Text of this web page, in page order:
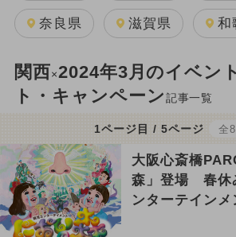
奈良県 滋賀県 和
関西×2024年3月のイベン
ト・キャンペーン記事一覧
1ページ目 / 5ページ 全
大阪心斎橋
森」登場 春休
ンターテイン